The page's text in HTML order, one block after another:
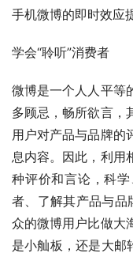
手机微博的即时效应
学会“聆听”消费者
微博是一个人人平等
多顾忌，畅所欲言，
用户对产品与品牌的
息内容。因此，利用
种评价和言论，科
者、了解其产品与品
众的微博用户比做大
是小舢板，还是大邮